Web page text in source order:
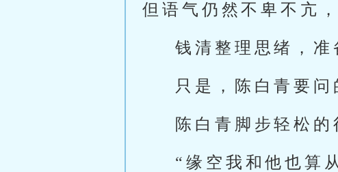
但语气仍然不卑不亢
钱清整理思绪，准
只是，陈白青要问
陈白青脚步轻松
“缘空我和他也算